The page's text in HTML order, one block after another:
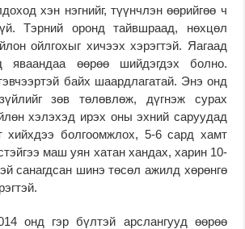
хэн нэгнийг, түүнчлэн өөрийгөө ч
Тэрний оронд тайвшраад, нөхцөл
ойлгохыг хичээх хэрэгтэй. Яагаад
яваандаа өөрөө шийдэгдэх болно.
байх шаардлагатай. Энэ онд
зөв төлөвлөж, дүгнэж сурах
хэлэхэд ирэх оны эхний саруудад
хийхдээ болгоомжлох, 5-6 сард хамт
маш уян хатан хандах, харин 10-
санагдсан шинэ төсөл ажилд хөрөнгө
онд гэр бүлтэй арслангууд өөрөө